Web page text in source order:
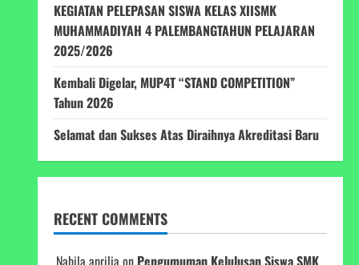
KEGIATAN PELEPASAN SISWA KELAS XIISMK
MUHAMMADIYAH 4 PALEMBANGTAHUN PELAJARAN
2025/2026
Kembali Digelar, MUP4T “STAND COMPETITION”
Tahun 2026
Selamat dan Sukses Atas Diraihnya Akreditasi Baru
RECENT COMMENTS
Nabila aprilia on Pengumuman Kelulusan Siswa SMK